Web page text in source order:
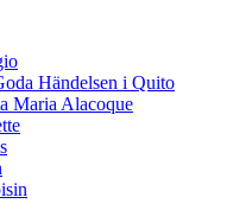
Händelsen i Quito
Maria Alacoque